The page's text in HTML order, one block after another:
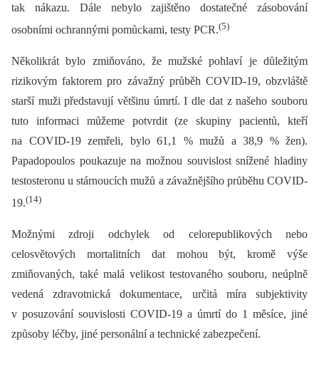
tak nákazu. Dále nebylo zajištěno dostatečné zásobování
osobními ochrannými pomůckami, testy PCR.(5)
Několikrát bylo zmiňováno, že mužské pohlaví je důležitým
rizikovým faktorem pro závažný průběh COVID-19, obzvláště
starší muži představují většinu úmrtí. I dle dat z našeho souboru
tuto informaci můžeme potvrdit (ze skupiny pacientů, kteří
na COVID-19 zemřeli, bylo 61,1 % mužů a 38,9 % žen).
Papadopoulos poukazuje na možnou souvislost snížené hladiny
testosteronu u stárnoucích mužů a závažnějšího průběhu COVID-
19.(14)
Možnými zdroji odchylek od celorepublikových nebo
celosvětových mortalitních dat mohou být, kromě výše
zmiňovaných, také malá velikost testovaného souboru, neúplně
vedená zdravotnická dokumentace, určitá míra subjektivity
v posuzování souvislosti COVID-19 a úmrtí do 1 měsíce, jiné
způsoby léčby, jiné personální a technické zabezpečení.